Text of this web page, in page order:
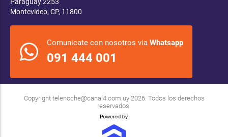
Montevideo, CP, 11800
Comunicate con nosotros via Whatsapp
091 444 001
Copyright telenoche@canal4.com.uy2026. Todos los derechos
reservados.